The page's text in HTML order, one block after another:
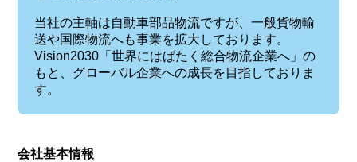
当社の主軸は自動車部品物流ですが、一般貨物輸
送や国際物流へも事業を拡大しております。
Vision2030「世界にはばたく総合物流企業へ」の
もと、グローバル企業への成長を目指しておりま
す。
会社基本情報